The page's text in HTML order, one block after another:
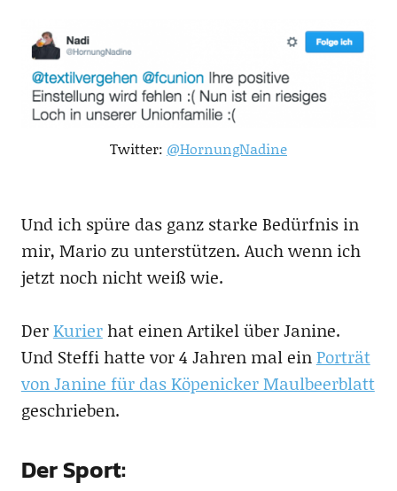
Twitter: @HornungNadine
Und ich spüre das ganz starke Bedürfnis in
mir, Mario zu unterstützen. Auch wenn ich
jetzt noch nicht weiß wie.
DerKurierhat einen Artikel über Janine.
Und Steffi hatte vor 4 Jahren mal einPorträt
von Janine für das Köpenicker Maulbeerblatt
geschrieben.
Der Sport: